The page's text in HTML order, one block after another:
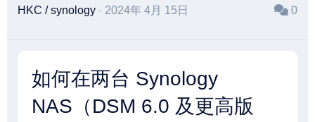
HKC /synology · 2024年 4月 15日 0
如何在两台 Synology
NAS（DSM 6.0 及更高版